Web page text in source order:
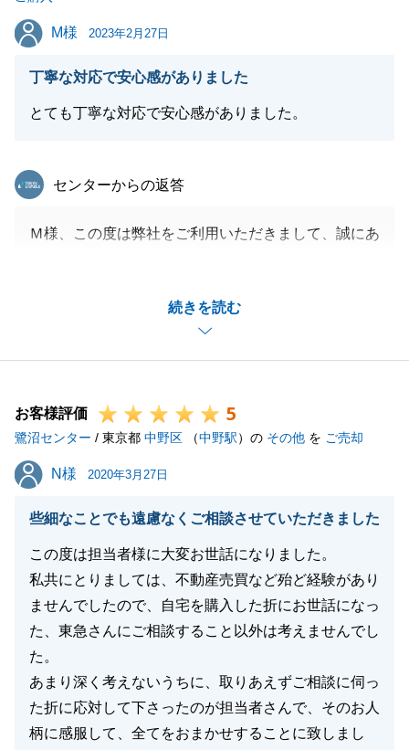
引き続き宜しくお願い致します。
閉じる
M様
M様 2023年2月27日
丁寧な対応で安心感がありました
とても丁寧な対応で安心感がありました。
続きを読む
東急リバブル
センターからの返答
Ｍ様、この度は弊社をご利用いただきまして、誠にあ
をさせていただきます。
今後ともよろしくお願い申し上げます。
閉じる
お客様評価 5
鷺沼センター / 東京都 中野区 （中野駅）の その他 を ご売却
N様
N様 2020年3月27日
些細なことでも遠慮なくご相談させていただきました
この度は担当者様に大変お世話になりました。
私共にとりましては、不動産売買など殆ど経験があり
ませんでしたので、自宅を購入した折にお世話になっ
た、東急さんにご相談すること以外は考えませんでし
た。
あまり深く考えないうちに、取りあえずご相談に伺っ
た折に応対して下さったのが担当者さんで、そのお人
柄に感服して、全てをおまかせすることに致しまし